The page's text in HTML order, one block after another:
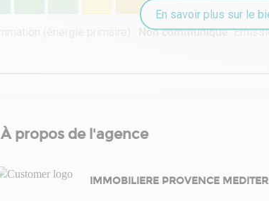
Non communiqué
En savoir plus sur le
À propos de l'agence
IMMOBILIERE PROVENCE